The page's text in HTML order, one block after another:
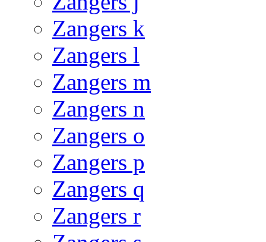
Zangers k
Zangers l
Zangers m
Zangers n
Zangers o
Zangers p
Zangers q
Zangers r